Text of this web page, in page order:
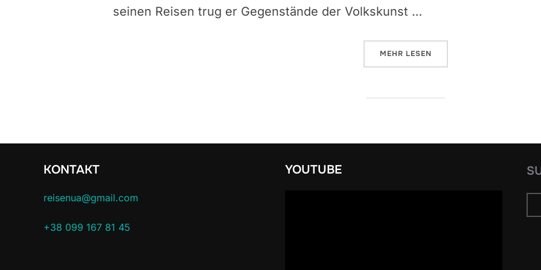
seinen Reisen trug er Gegenstände der Volkskunst …
MEHR ÜBER „IWAN-HONTSCHAR-
LESEN
KONTAKT
reisenua@gmail.com
+38 099 167 81 45
YOUTUBE